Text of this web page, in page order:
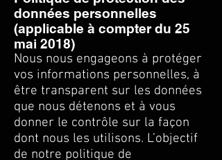
données personnelles
(applicable à compter du 25
mai 2018)
Nous nous engageons à protéger
vos informations personnelles, à
être transparent sur les données
que nous détenons et à vous
donner le contrôle sur la façon
dont nous les utilisons. L’objectif
de notre politique de